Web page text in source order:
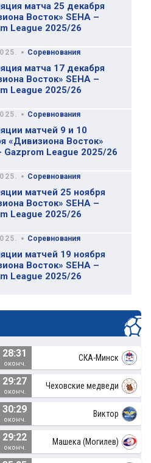
матча 25 декабря
Восток» SEHA –
League 2025/26
• Соревнования
матча 17 декабря
Восток» SEHA –
League 2025/26
• Соревнования
матчей 9 и 10
«Дивизиона Восток»
Gazprom League 2025/26
• Соревнования
матчей 25 ноября
Восток» SEHA –
League 2025/26
• Соревнования
матчей 19 ноября
Восток» SEHA –
League 2025/26
28:31
оконч.
СКА-Минск
29:27
оконч.
Чеховские медведи
30:29
оконч.
Виктор
29:22
оконч.
Машека (Могилев)